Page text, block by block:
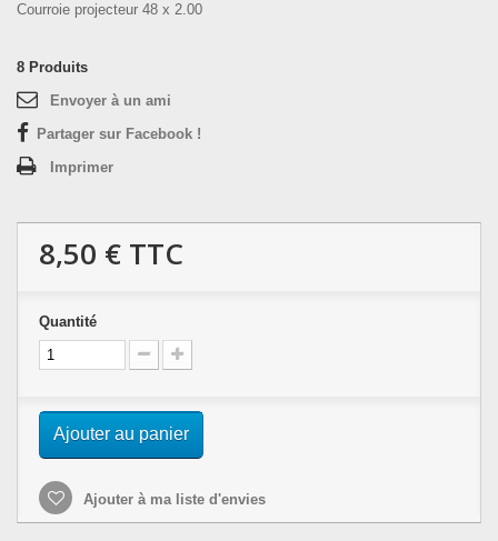
Courroie projecteur 48 x 2.00
8 Produits
Envoyer à un ami
Partager sur Facebook !
Imprimer
8,50 € TTC
Quantité
Ajouter au panier
Ajouter à ma liste d'envies